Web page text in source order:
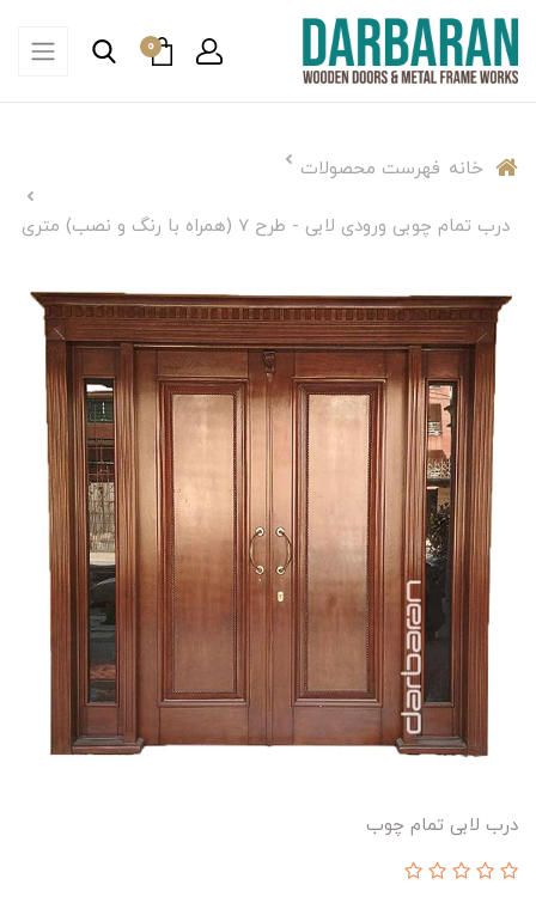
0
خانه فهرست محصولات
درب تمام چوبی ورودی لابی - طرح 7 (همراه با رنگ و نصب) متری
درب لابی تمام چوب